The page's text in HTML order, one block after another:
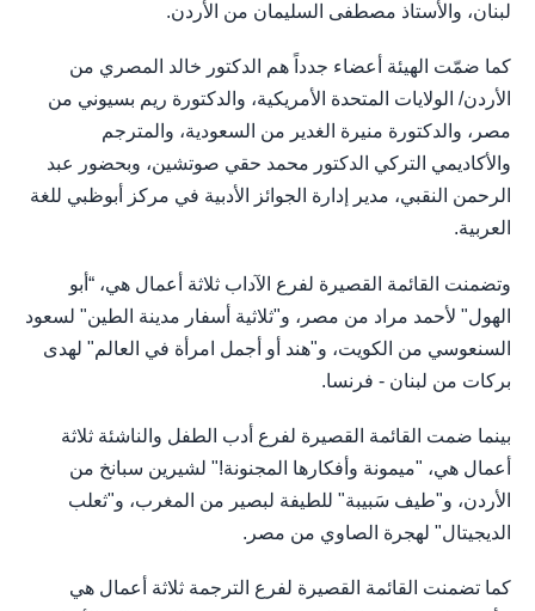
لبنان، والأستاذ مصطفى السليمان من الأردن.
كما ضمّت الهيئة أعضاء جدداً هم الدكتور خالد المصري من
الأردن/ الولايات المتحدة الأمريكية، والدكتورة ريم بسيوني من
مصر، والدكتورة منيرة الغدير من السعودية، والمترجم
والأكاديمي التركي الدكتور محمد حقي صوتشين، وبحضور عبد
الرحمن النقبي، مدير إدارة الجوائز الأدبية في مركز أبوظبي للغة
العربية.
وتضمنت القائمة القصيرة لفرع الآداب ثلاثة أعمال هي، “أبو
الهول" لأحمد مراد من مصر، و"ثلاثية أسفار مدينة الطين" لسعود
السنعوسي من الكويت، و"هند أو أجمل امرأة في العالم" لهدى
بركات من لبنان - فرنسا.
بينما ضمت القائمة القصيرة لفرع أدب الطفل والناشئة ثلاثة
أعمال هي، "ميمونة وأفكارها المجنونة!" لشيرين سبانخ من
الأردن، و"طيف سَبيبة" للطيفة لبصير من المغرب، و"ثعلب
الديجيتال" لهجرة الصاوي من مصر.
كما تضمنت القائمة القصيرة لفرع الترجمة ثلاثة أعمال هي